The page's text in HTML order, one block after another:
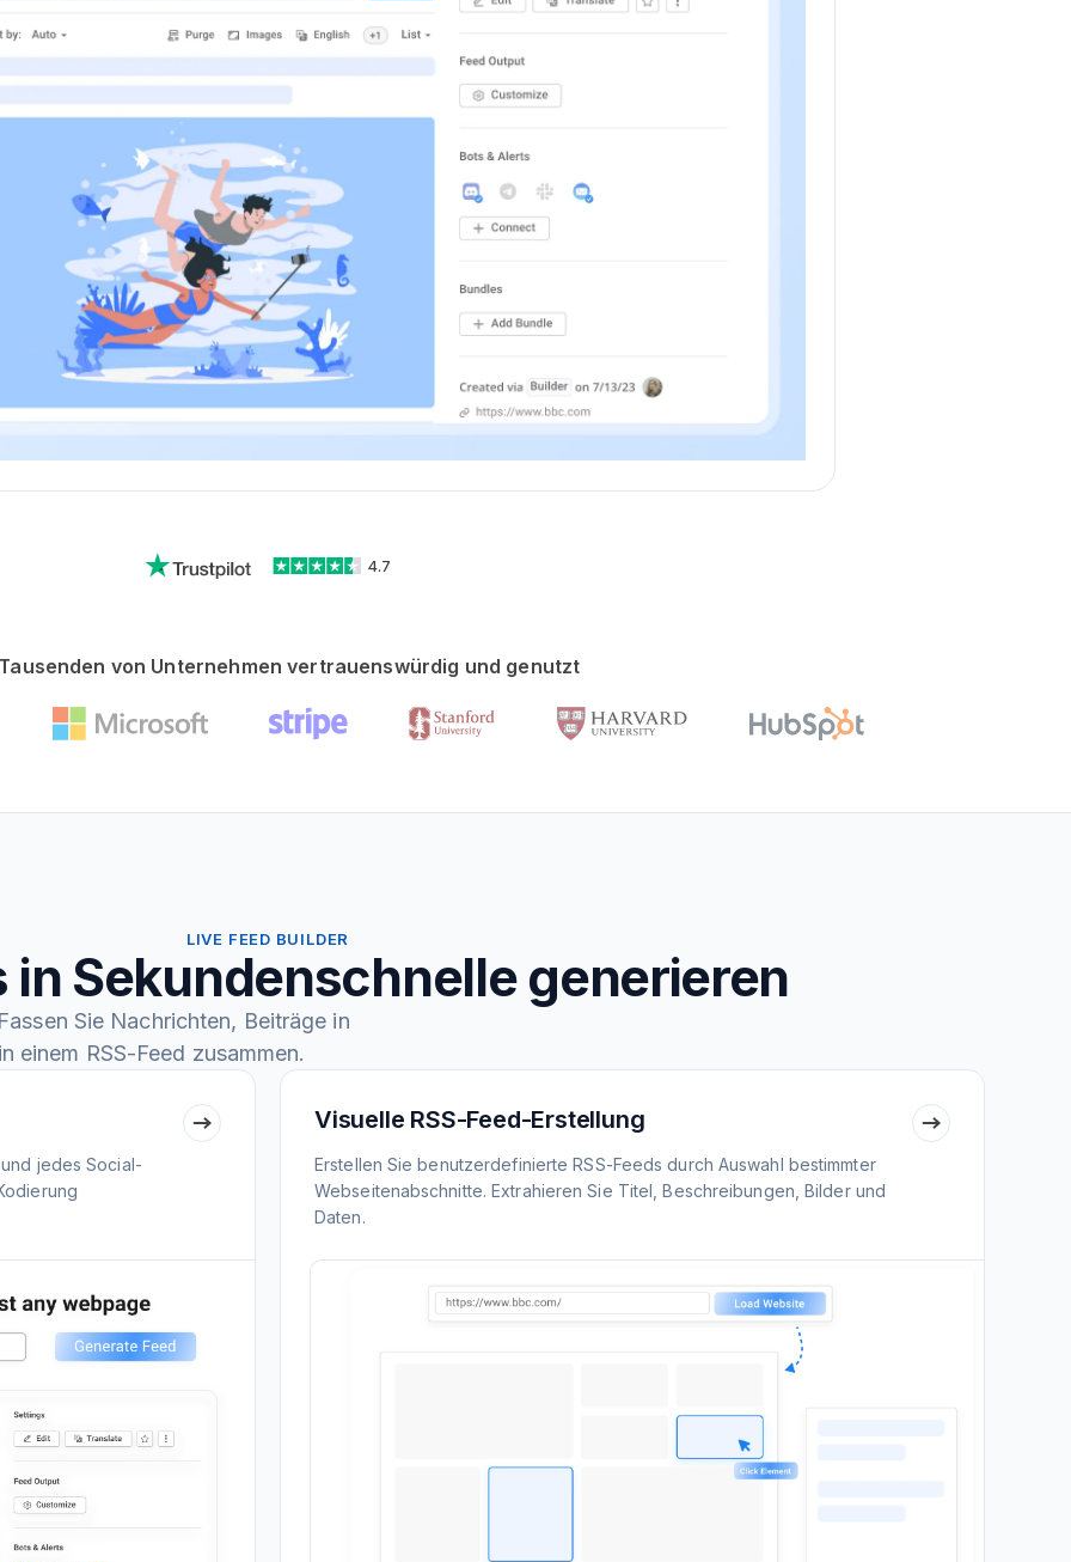
4.7
von Unternehmen vertrauenswürdig und genutzt
LIVE FEED BUILDER
in Sekundenschnelle generieren
Sie Nachrichten, Beiträge in
einem RSS-Feed zusammen.
jedes Social-
Visuelle RSS-Feed-Erstellung
Erstellen Sie benutzerdefinierte RSS-Feeds durch Auswahl bestimmter
Webseitenabschnitte. Extrahieren Sie Titel, Beschreibungen, Bilder und
Daten.